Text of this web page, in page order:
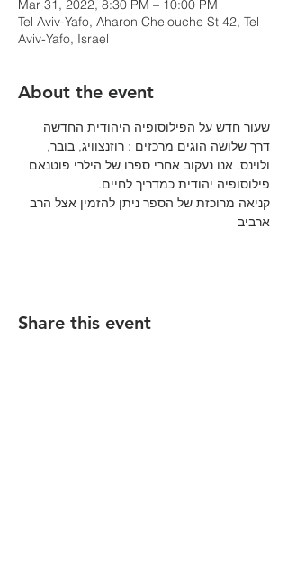
Mar 31, 2022, 8:30 PM – 10:00 PM
Tel Aviv-Yafo, Aharon Chelouche St 42, Tel
Aviv-Yafo, Israel
About the event
שעור חדש על הפילוסופיה היהודית החדשה
דרך שלושה הוגים מרכזים : רוזנצוויג, בובר,
ולוינס. אנו נעקוב אחרי ספרו של הילרי פוטנאם
פילוסופיה יהודית כמדריך לחיים.
קניאה מרוכזת של הספר ניתן להזמין אצל הרב
ארביב
Share this event